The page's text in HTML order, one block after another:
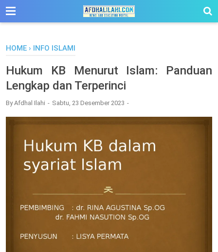
-->
HOME › INFO ISLAMI
Hukum KB Menurut Islam: Panduan
Lengkap dan Terperinci
ByAfdhal Ilahi Sabtu, 23 Desember 2023